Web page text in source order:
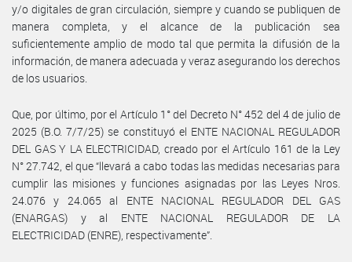
y/o digitales de gran circulación, siempre y cuando se publiquen de
manera completa, y el alcance de la publicación sea
suficientemente amplio de modo tal que permita la difusión de la
información, de manera adecuada y veraz asegurando los derechos
de los usuarios.
Que, por último, por el Artículo 1° del Decreto N° 452 del 4 de julio de
2025 (B.O. 7/7/25) se constituyó el ENTE NACIONAL REGULADOR
DEL GAS Y LA ELECTRICIDAD, creado por el Artículo 161 de la Ley
N° 27.742, el que “llevará a cabo todas las medidas necesarias para
cumplir las misiones y funciones asignadas por las Leyes Nros.
24.076 y 24.065 al ENTE NACIONAL REGULADOR DEL GAS
(ENARGAS) y al ENTE NACIONAL REGULADOR DE LA
ELECTRICIDAD (ENRE), respectivamente”.